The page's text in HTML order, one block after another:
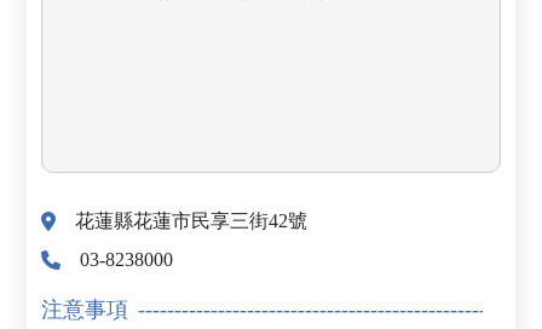
花蓮縣花蓮市民享三街42號
03-8238000
注意事項